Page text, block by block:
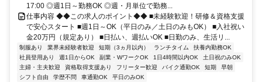
17:00 ◎週1日～勤務OK ◎週・月単位で勤務...
仕事内容 ◆◆この求人のポイント◆◆ ■未経験歓迎！研修＆資格支援
で安心スタート ■週1日～OK（平日のみ／土日のみもOK） ■入社祝い
金20万円（規定あり） ■日払い、週払いOK ■日勤のみ、生活リ...
制服あり 業界未経験者歓迎 短期（3ヵ月以内） ランチタイム
扶養内勤務OK
社員登用あり
週1日からOK 副業・WワークOK 1日4時間以内OK
土日祝のみOK
主婦・主夫歓迎
資格取得支援あり フリーター歓迎 バイク通勤OK 短期
早朝
シフト自由
学歴不問 車通勤OK 平日のみOK